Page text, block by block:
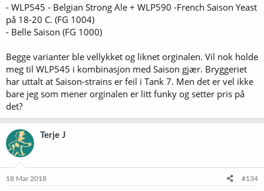
- WLP545 - Belgian Strong Ale + WLP590 -French Saison Yeast
på 18-20 C. (FG 1004)
- Belle Saison (FG 1000)
Begge varianter ble vellykket og liknet orginalen. Vil nok holde
meg til WLP545 i kombinasjon med Saison gjær. Bryggeriet
har uttalt at Saison-strains er feil i Tank 7. Men det er vel ikke
bare jeg som mener orginalen er litt funky og setter pris på
det?
Terje J
18 Mar 2018 #134